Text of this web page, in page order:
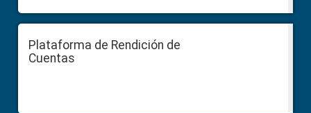
Plataforma de Rendición de
Cuentas